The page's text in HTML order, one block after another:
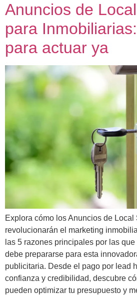
Anuncios de
para
para actuar ya
Explora cómo los Anuncios de
revolucionarán el marketing
las 5 razones principales por las
debe prepararse para esta
publicitaria. Desde el pago por lead
confianza y credibilidad, descubre
pueden optimizar tu presupuesto y